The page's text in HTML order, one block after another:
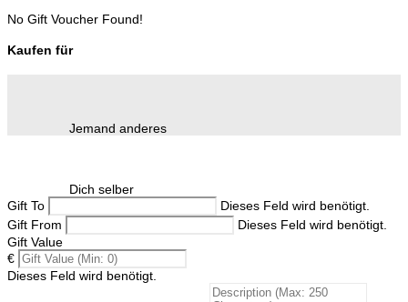
No Gift Voucher Found!
Kaufen für
Jemand anderes
Dich selber
Gift To
Dieses Feld wird benötigt.
Gift From
Dieses Feld wird benötigt.
Gift Value
€
Dieses Feld wird benötigt.